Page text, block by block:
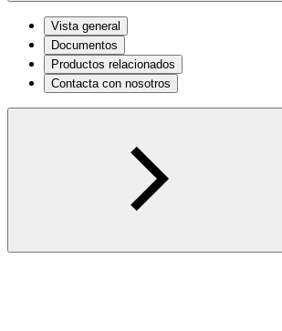
Vista general
Documentos
Productos relacionados
Contacta con nosotros